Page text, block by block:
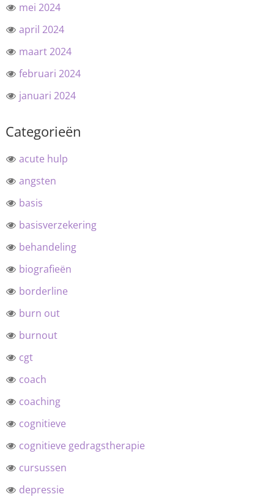
mei 2024
april 2024
maart 2024
februari 2024
januari 2024
Categorieën
acute hulp
angsten
basis
basisverzekering
behandeling
biografieën
borderline
burn out
burnout
cgt
coach
coaching
cognitieve
cognitieve gedragstherapie
cursussen
depressie